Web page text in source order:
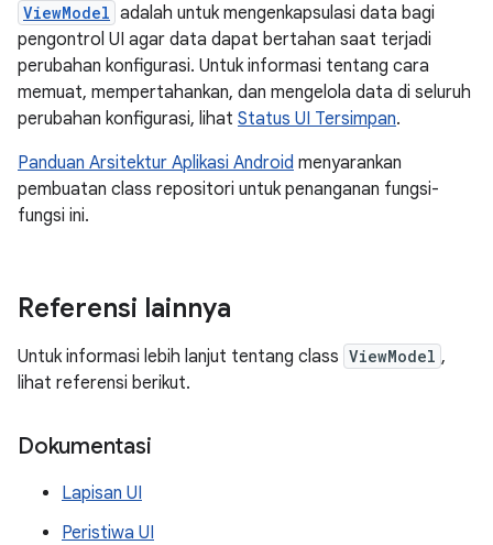
ViewModel adalah untuk mengenkapsulasi data bagi
pengontrol UI agar data dapat bertahan saat terjadi
perubahan konfigurasi. Untuk informasi tentang cara
memuat, mempertahankan, dan mengelola data di seluruh
perubahan konfigurasi, lihat Status UI Tersimpan.
Panduan Arsitektur Aplikasi Android menyarankan
pembuatan class repositori untuk penanganan fungsi-
fungsi ini.
Referensi lainnya
Untuk informasi lebih lanjut tentang class ViewModel ,
lihat referensi berikut.
Dokumentasi
Lapisan UI
Peristiwa UI